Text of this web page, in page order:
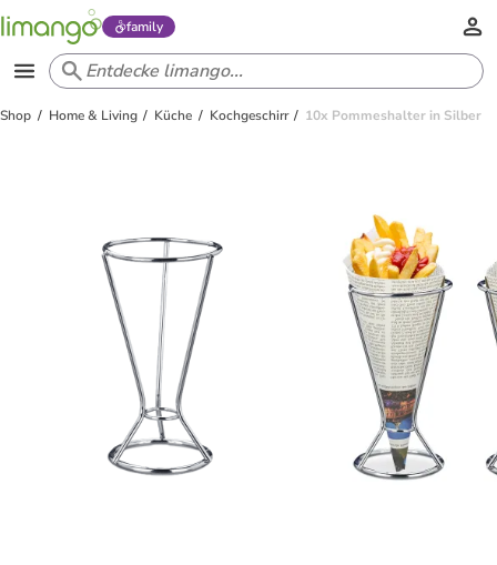
family
Shop Home & Living Küche Kochgeschirr 10x Pommeshalter in Silber